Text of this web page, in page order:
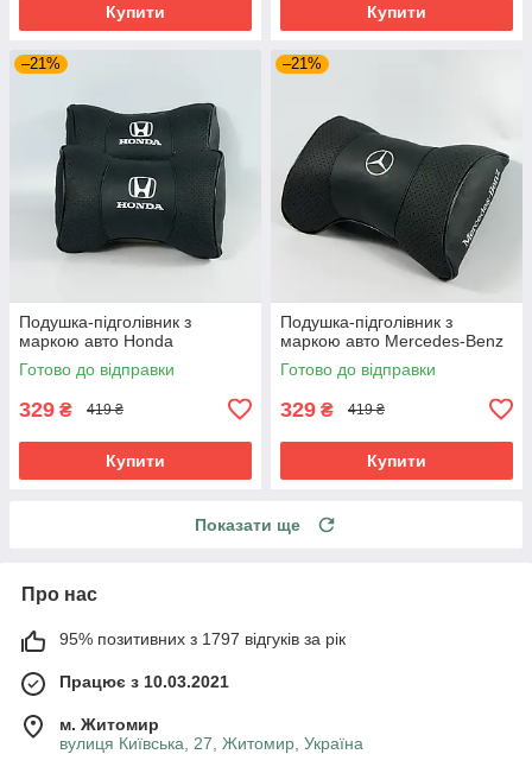
Купити Купити
–21%
Подушка-підголівник з
маркою авто Honda
Готово до відправки
329 ₴ 419 ₴
Купити
–21%
Подушка-підголівник з
маркою авто Mercedes-Benz
Готово до відправки
329 ₴ 419 ₴
Купити
Показати ще
Про нас
95% позитивних з 1797 відгуків за рік
Працює з 10.03.2021
м. Житомир
вулиця Київська, 27, Житомир, Україна